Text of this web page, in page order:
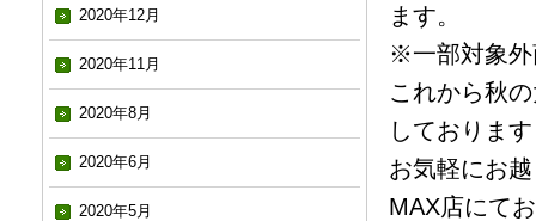
2020年12月
2020年11月
2020年8月
2020年6月
2020年5月
ます。
※一部対象外
これから秋
しておりま
お気軽にお
MAX店にて